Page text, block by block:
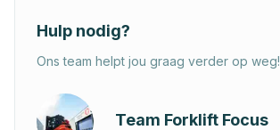
Hulp nodig?
Ons team helpt jou graag verder op weg!
Team Forklift Focus